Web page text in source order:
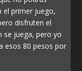
el primer juego,
disfruten el
se juega, pero yo
esos 80 pesos por